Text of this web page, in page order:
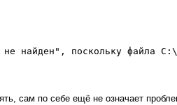
найден", поскольку файла
сам по себе ещё не означает